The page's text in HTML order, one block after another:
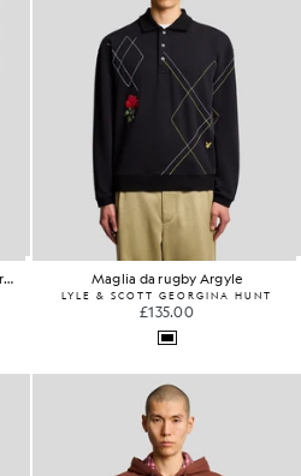
Pantaloni da ginnastica in maglia a rombi Maglia da rugby Argyle
LYLE & SCOTT GEORGINA HUNT
£135.00